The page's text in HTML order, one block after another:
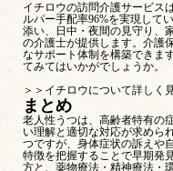
イチロウの訪問介護サービス
ルパー手配率96%を実現して
添い、日中・夜間の見守り、
の介護士が提供します。介護
なサポート体制を構築できま
てみてはいかがでしょうか。
＞＞イチロウについて詳しく
まとめ
老人性うつは、高齢者特有の
い理解と適切な対応が求めら
つですが、身体症状の訴えや
特徴を把握することで早期発
方と、薬物療法・精神療法・